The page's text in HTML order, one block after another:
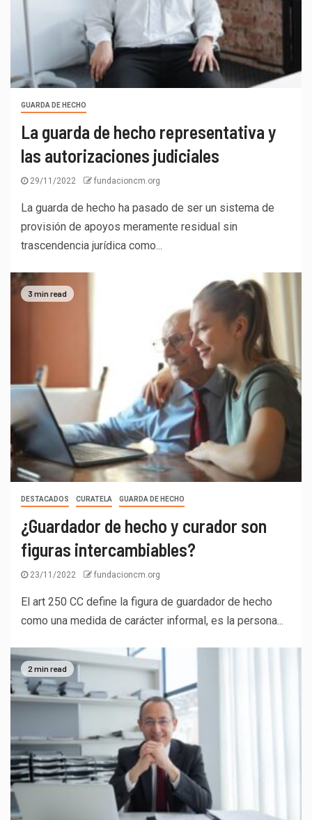
GUARDA DE HECHO
La guarda de hecho representativa y
las autorizaciones judiciales
29/11/2022 fundacioncm.org
La guarda de hecho ha pasado de ser un sistema de
provisión de apoyos meramente residual sin
trascendencia jurídica como...
3 min read
DESTACADOS CURATELA GUARDA DE HECHO
¿Guardador de hecho y curador son
figuras intercambiables?
23/11/2022 fundacioncm.org
El art 250 CC define la figura de guardador de hecho
como una medida de carácter informal, es la persona...
2 min read